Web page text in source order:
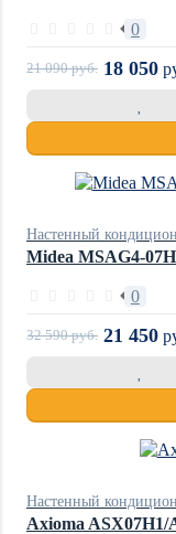
0
21 090руб. 18 050
Настенный
Midea MSAG4-
0
32 590руб. 21 450
Настенный
Axioma ASX07H1/